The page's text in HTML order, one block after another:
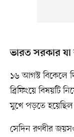
ভারত সরকার
১৬ আগস্ট বিকেলে
ব্রিফিংয়ে বিষয়টি
মুখে পড়তে
সেদিন রণধীর